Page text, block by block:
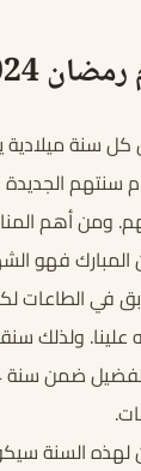
2024
سنة ميلادية
سنتهم
ومن أهم
فهو
في الطاعات
ولذلك
لهذه السنة